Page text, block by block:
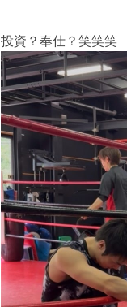
投資？奉仕？笑笑笑